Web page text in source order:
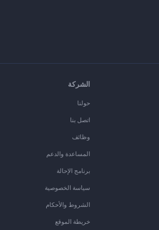
الشركة
حولنا
اتصل بنا
وظائف
المساعدة والدعم
برنامج الإحالة
سياسة الخصوصية
الشروط والأحكام
خريطة الموقع